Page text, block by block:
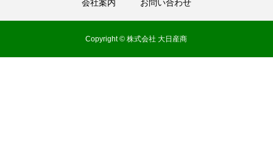
会社案内
お問い合わせ
Copyright © 株式会社 大日産商